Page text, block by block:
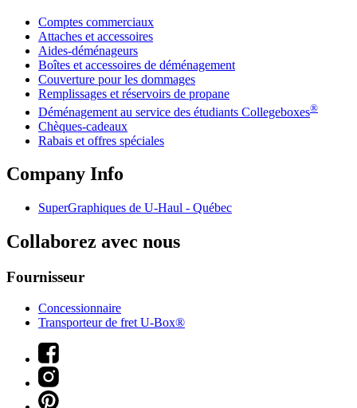
Comptes commerciaux
Attaches et accessoires
Aides-déménageurs
Boîtes et accessoires de déménagement
Couverture pour les dommages
Remplissages et réservoirs de propane
Déménagement au service des étudiants Collegeboxes®
Chèques-cadeaux
Rabais et offres spéciales
Company Info
SuperGraphiques de U-Haul - Québec
Collaborez avec nous
Fournisseur
Concessionnaire
Transporteur de fret U-Box®